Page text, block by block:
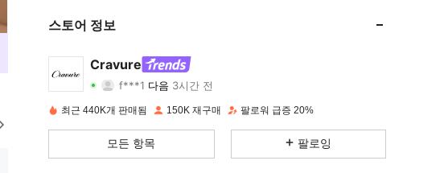
스토어 정보
Cravure
4.82 1.4K
f***1 다음 3시간 전
4.82 1.4K 120K
4.82 1.4K
최근 440K개 판매됨 150K 재구매 팔로워 급증 20%
모든 항목 팔로잉